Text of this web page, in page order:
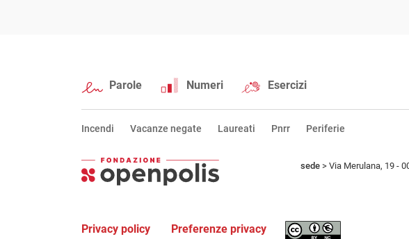
Parole Numeri Esercizi
Incendi Vacanze negate Laureati Pnrr Periferie
sede > Via Merulana, 19 -
Privacy policy Preferenze privacy